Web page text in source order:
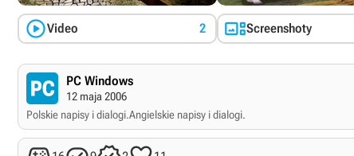
Video 2 Screenshoty
PC Windows
12 maja 2006
Polskie napisy i dialogi.Angielskie napisy i dialogi.